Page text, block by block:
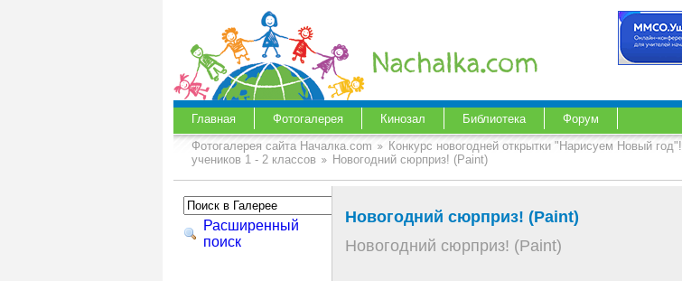
Главная Фотогалерея Кинозал Библиотека Форум
Фотогалерея сайта Началка.com Конкурс новогодней открытки "Нарисуем Новый год"!
учеников 1 - 2 классов
Новогодний сюрприз! (Paint)
Расширенный
поиск
Новогодний сюрприз! (Paint)
Новогодний сюрприз! (Paint)